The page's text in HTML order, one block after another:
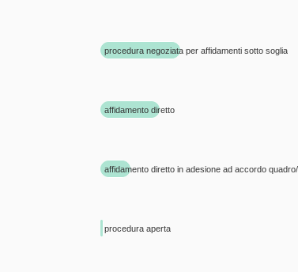
procedura negoziata per affidamenti sotto soglia
affidamento diretto
affidamento diretto in adesione ad accordo
procedura aperta